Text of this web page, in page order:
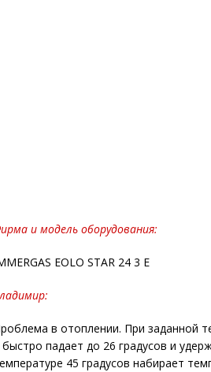
и модель оборудования:
EOLO STAR 24 3 E
в отоплении. При заданной
быстро падает до 26 градусов и
45 градусов набирает